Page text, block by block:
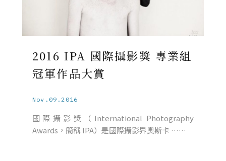
2016 IPA 國際攝影獎 專業組
冠軍作品大賞
Nov.09.2016
國際攝影獎（International Photography
Awards，簡稱 IPA）是國際攝影界奧斯卡 ……